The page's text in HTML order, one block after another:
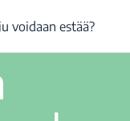
haju voidaan estää?
voidaan estää?